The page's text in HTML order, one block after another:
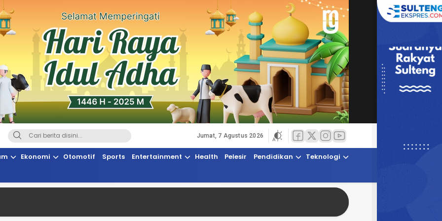
Suaranya Rakyat Sulteng
Jumat, 7 Agustus 2026
Ekonomi Otomotif Sports Entertainment Health Pelesir Pendidikan
Teknologi